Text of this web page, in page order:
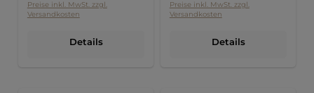
Preise inkl. MwSt. zzgl.
Versandkosten
Details
Preise inkl. MwSt. zzgl.
Versandkosten
Details